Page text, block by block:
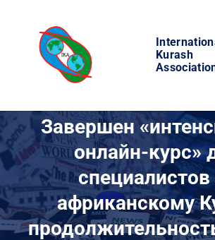
content
Kurash
МИР КУРАША
ОБ АССОЦИАЦИИ
Завершен
онлайн-курс»
специалистов
африканскому